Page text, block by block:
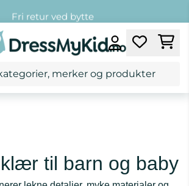
Fri frakt over 1299,-*
Kundeklubb
til barn og baby